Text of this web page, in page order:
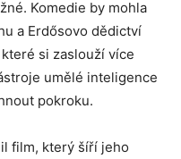
Komedie by mohla
a Erdősovo dědictví
si zaslouží více
umělé inteligence
pokroku.
film, který šíří jeho